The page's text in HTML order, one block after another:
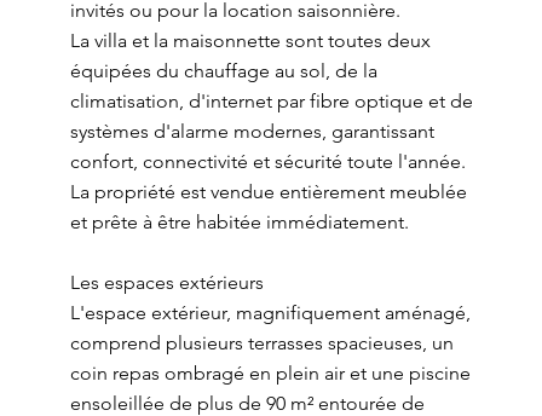
invités ou pour la location saisonnière.
La villa et la maisonnette sont toutes deux
équipées du chauffage au sol, de la
climatisation, d'internet par fibre optique et de
systèmes d'alarme modernes, garantissant
confort, connectivité et sécurité toute l'année.
La propriété est vendue entièrement meublée
et prête à être habitée immédiatement.
Les espaces extérieurs
L'espace extérieur, magnifiquement aménagé,
comprend plusieurs terrasses spacieuses, un
coin repas ombragé en plein air et une piscine
ensoleillée de plus de 90 m² entourée de